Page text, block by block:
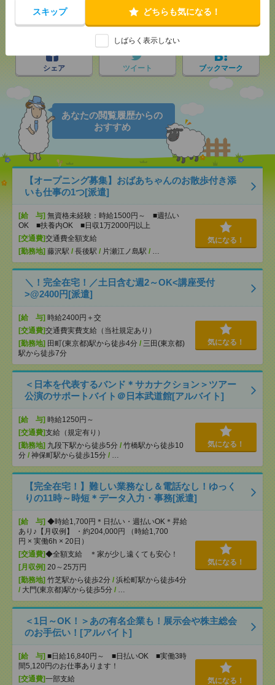
スキップ どちらも気になる！
しばらく表示しない
メールで送る LINEで送る
シェア ツイート ブックマーク
あなたの閲覧履歴からの
おすすめ
【オープニング募集】おばあちゃんのお散歩付き添
いも仕事の1つ[派遣]
[給 与] 無資格未経験：時給1500円～ ■週払い
OK ■扶養内OK ■日収1万2000円以上
[交通費]交通費全額支給
[勤務地] 藤沢駅 / 長後駅 / 片瀬江ノ島駅 / …
気になる！
＼！完全在宅！／土日含む週2～OK<講座受付
>@2400円[派遣]
[給 与] 時給2400円＋交
[交通費]交通費実費支給（当社規定あり）
[勤務地] 田町(東京都)駅から徒歩4分 / 三田(東京都)
駅から徒歩7分
気になる！
＜日本を代表するバンド＊サカナクション＞ツアー
公演のサポートバイト＠日本武道館[アルバイト]
[給 与] 時給1250円～
[交通費]支給（規定有り）
[勤務地] 九段下駅から徒歩5分 / 竹橋駅から徒歩10
分 / 神保町駅から徒歩15分 / …
気になる！
【完全在宅！】難しい業務なし＆電話なし！ゆっく
りの11時～時短＊データ入力・事務[派遣]
[給 与] ◆時給1,700円＊日払い・週払いOK＊昇給
あり♪【月収例】 ・約204,000円 （時給1,700
円 × 実働6h × 20日）
[交通費]◆全額支給 ＊家が少し遠くても安心！
[月収例] 20～25万円
[勤務地] 竹芝駅から徒歩2分 / 浜松町駅から徒歩4分
/ 大門(東京都)駅から徒歩5分 / …
気になる！
＜1日～OK！＞あの有名企業も！展示会や株主総会
のお手伝い！[アルバイト]
[給 与] ■日給16,840円～ ■日払いOK ■実働3時
間5,120円のお仕事あります！
[交通費]一部支給 気になる！